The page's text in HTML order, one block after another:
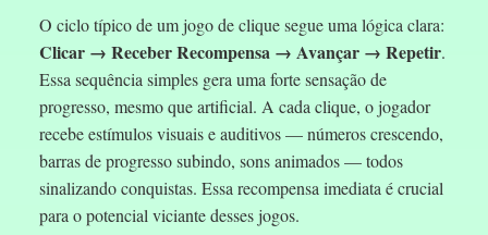
O ciclo típico de um jogo de clique segue uma lógica clara:
Clicar → Receber Recompensa → Avançar → Repetir.
Essa sequência simples gera uma forte sensação de
progresso, mesmo que artificial. A cada clique, o jogador
recebe estímulos visuais e auditivos — números crescendo,
barras de progresso subindo, sons animados — todos
sinalizando conquistas. Essa recompensa imediata é crucial
para o potencial viciante desses jogos.